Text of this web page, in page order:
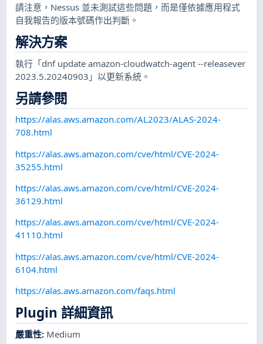
請注意，Nessus 並未測試這些問題，而是僅依據應用程式
自我報告的版本號碼作出判斷。
解決方案
執行「dnf update amazon-cloudwatch-agent --releasever
2023.5.20240903」以更新系統。
另請參閱
https://alas.aws.amazon.com/AL2023/ALAS-2024-
708.html
https://alas.aws.amazon.com/cve/html/CVE-2024-
35255.html
https://alas.aws.amazon.com/cve/html/CVE-2024-
36129.html
https://alas.aws.amazon.com/cve/html/CVE-2024-
41110.html
https://alas.aws.amazon.com/cve/html/CVE-2024-
6104.html
https://alas.aws.amazon.com/faqs.html
Plugin 詳細資訊
嚴重性: Medium